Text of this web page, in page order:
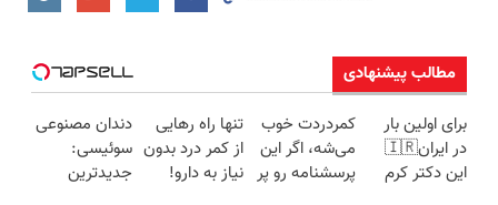
مطالب پیشنهادی
برای اولین بار
در ایران🇮🇷
این دکتر کرم
کمردردت خوب
می‌شه، اگر این
پرسشنامه رو پر
تنها راه رهایی
از کمر درد بدون
نیاز به دارو!
دندان مصنوعی
سوئیسی:
جدیدترین